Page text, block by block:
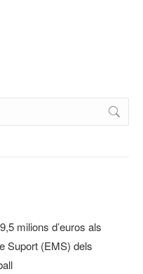
milions d’euros als
Suport (EMS) dels